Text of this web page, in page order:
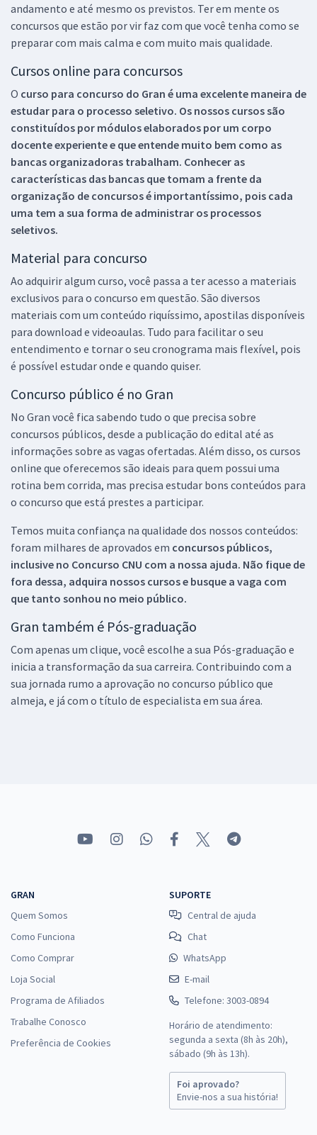
andamento e até mesmo os previstos. Ter em mente os
concursos que estão por vir faz com que você tenha como se
preparar com mais calma e com muito mais qualidade.
Cursos online para concursos
O curso para concurso do Gran é uma excelente maneira de
estudar para o processo seletivo. Os nossos cursos são
constituídos por módulos elaborados por um corpo
docente experiente e que entende muito bem como as
bancas organizadoras trabalham. Conhecer as
características das bancas que tomam a frente da
organização de concursos é importantíssimo, pois cada
uma tem a sua forma de administrar os processos
seletivos.
Material para concurso
Ao adquirir algum curso, você passa a ter acesso a materiais
exclusivos para o concurso em questão. São diversos
materiais com um conteúdo riquíssimo, apostilas disponíveis
para download e videoaulas. Tudo para facilitar o seu
entendimento e tornar o seu cronograma mais flexível, pois
é possível estudar onde e quando quiser.
Concurso público é no Gran
No Gran você fica sabendo tudo o que precisa sobre
concursos públicos, desde a publicação do edital até as
informações sobre as vagas ofertadas. Além disso, os cursos
online que oferecemos são ideais para quem possui uma
rotina bem corrida, mas precisa estudar bons conteúdos para
o concurso que está prestes a participar.
Temos muita confiança na qualidade dos nossos conteúdos:
foram milhares de aprovados em concursos públicos,
inclusive no Concurso CNU com a nossa ajuda. Não fique de
fora dessa, adquira nossos cursos e busque a vaga com
que tanto sonhou no meio público.
Gran também é Pós-graduação
Com apenas um clique, você escolhe a sua Pós-graduação e
inicia a transformação da sua carreira. Contribuindo com a
sua jornada rumo a aprovação no concurso público que
almeja, e já com o título de especialista em sua área.
GRAN
Quem Somos
Como Funciona
Como Comprar
Loja Social
Programa de Afiliados
Trabalhe Conosco
Preferência de Cookies
SUPORTE
Central de ajuda
Chat
WhatsApp
E-mail
Telefone: 3003-0894
Horário de atendimento:
segunda a sexta (8h às 20h),
sábado (9h às 13h).
Foi aprovado?
Envie-nos a sua história!